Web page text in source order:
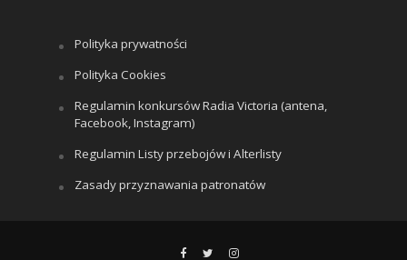
Polityka prywatności
Polityka Cookies
Regulamin konkursów Radia Victoria (antena,
Facebook, Instagram)
Regulamin Listy przebojów i Alterlisty
Zasady przyznawania patronatów